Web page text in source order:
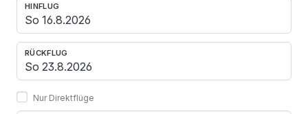
HINFLUG
RÜCKFLUG
Nur Direktflüge